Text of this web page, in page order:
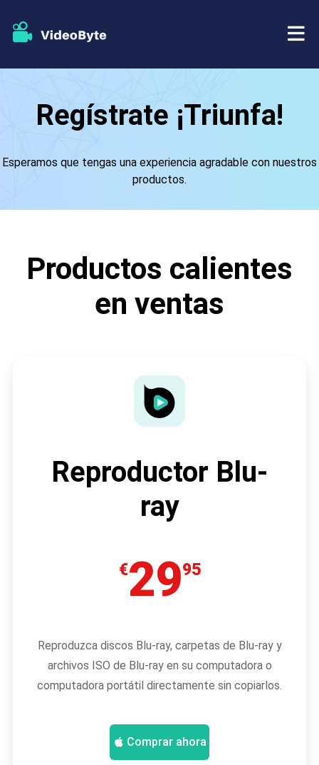
Extractor de BD-DVD
Extractor de DVD
Copia de DVD
Copia Blu-ray
Almacenar
Recursos
Regístrate ¡Triunfa!
Esperamos que tengas una experiencia agradable con nuestros
productos.
Productos calientes
en ventas
Reproductor Blu-
ray
€2995
Reproduzca discos Blu-ray, carpetas de Blu-ray y
archivos ISO de Blu-ray en su computadora o
computadora portátil directamente sin copiarlos.
Comprar ahora